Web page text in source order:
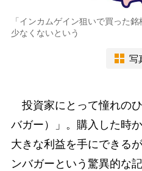
「インカムゲイン狙いで買った
少なくないという
写
投資家にとって憧れの
バガー）」。購入した時
大きな利益を手にできる
ンバガーという驚異的な